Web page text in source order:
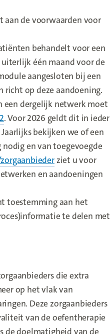
aan de voorwaarden voor
behandelt voor een
één maand voor de
aangesloten bij een
op deze aandoening.
een dergelijk netwerk moet
. Voor 2026 geldt dit in ieder
bekijken we of een
en van toegevoegde
ziet u voor
en aandoeningen
toestemming aan het
te delen met
die extra
op het vlak van
Deze zorgaanbieders
van de oefentherapie